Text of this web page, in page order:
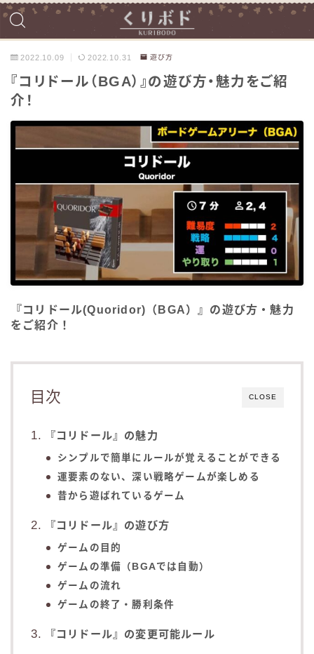
2022.10.09 2022.10.31 遊び方
『コリドール（BGA）』の遊び方・魅力をご紹
介！
『コリドール(Quoridor)（BGA）』の遊び方・魅力
をご紹介！
CLOSE
目次
『コリドール』の魅力
シンプルで簡単にルールが覚えることができる
運要素のない、深い戦略ゲームが楽しめる
昔から遊ばれているゲーム
『コリドール』の遊び方
ゲームの目的
ゲームの準備（BGAでは自動）
ゲームの流れ
ゲームの終了・勝利条件
『コリドール』の変更可能ルール